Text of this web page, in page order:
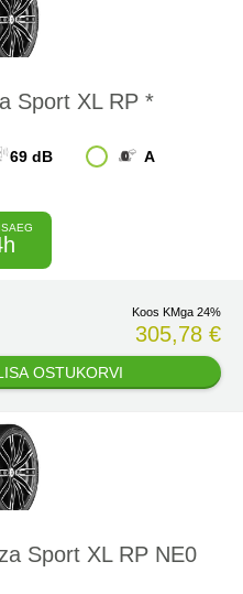
Sport XL RP *
69 dB
A
Koos KMga 24%
305,78 €
OSTUKORVI
Sport XL RP NE0